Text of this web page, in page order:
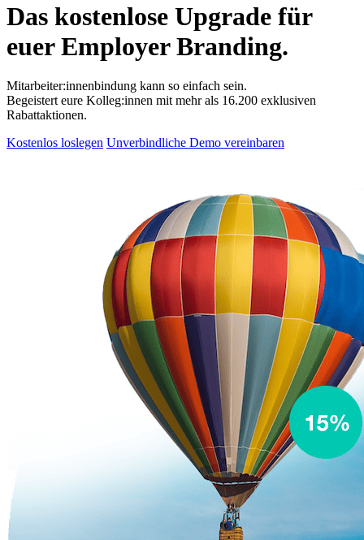
Das kostenlose Upgrade für
euer Employer Branding.
Mitarbeiter:innenbindung kann so einfach sein.
Begeistert eure Kolleg:innen mit mehr als 16.200 exklusiven
Rabattaktionen.
Kostenlos loslegen Unverbindliche Demo vereinbaren